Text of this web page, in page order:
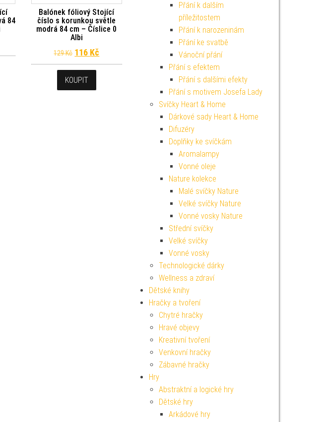
84
byla: 129 Kč.
cena je: 116 Kč.
Balónek fóliový Stojící
číslo s korunkou světle
modrá 84 cm – Číslice 0
Albi
129Kč Původní cena byla: 129 Kč.
116 Kč Aktuální cena je: 116 Kč.
KOUPIT
Přání k dalším
příležitostem
Přání k narozeninám
Přání ke svatbě
Vánoční přání
Přání s efektem
Přání s dalšími efekty
Přání s motivem Josefa Lady
Svíčky Heart & Home
Dárkové sady Heart & Home
Difuzéry
Doplňky ke svíčkám
Aromalampy
Vonné oleje
Nature kolekce
Malé svíčky Nature
Velké svíčky Nature
Vonné vosky Nature
Střední svíčky
Velké svíčky
Vonné vosky
Technologické dárky
Wellness a zdraví
Dětské knihy
Hračky a tvoření
Chytré hračky
Hravé objevy
Kreativní tvoření
Venkovní hračky
Zábavné hračky
Hry
Abstraktní a logické hry
Dětské hry
Arkádové hry